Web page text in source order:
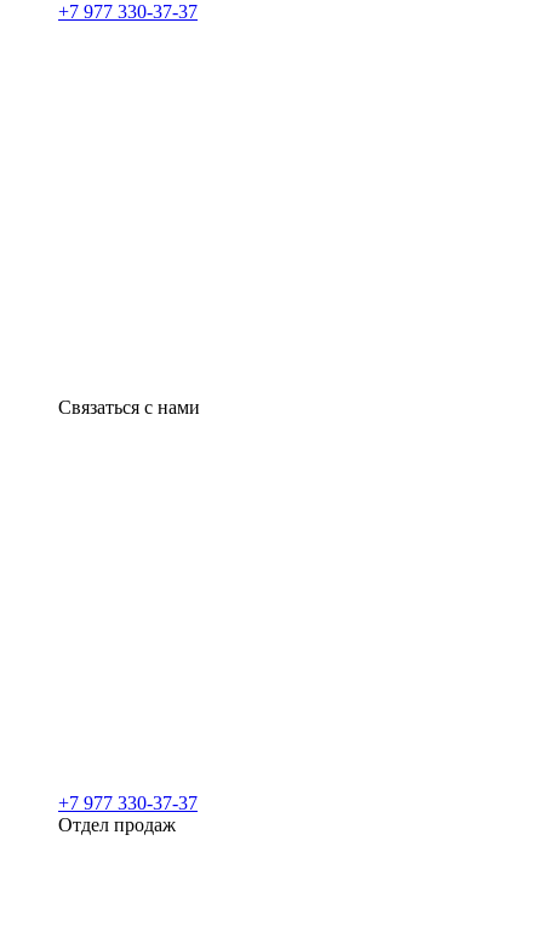
+7 977 330-37-37
Связаться с нами
+7 977 330-37-37
Отдел продаж